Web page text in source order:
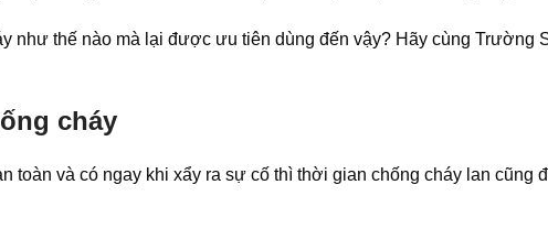
như thế nào mà lại được ưu tiên dùng đến vậy? Hãy cùng Trường
cháy
toàn và có ngay khi xẩy ra sự cố thì thời gian chống cháy lan cũng